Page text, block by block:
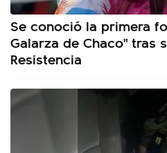
Se conoció la primera
Galarza de Chaco" tras
Resistencia